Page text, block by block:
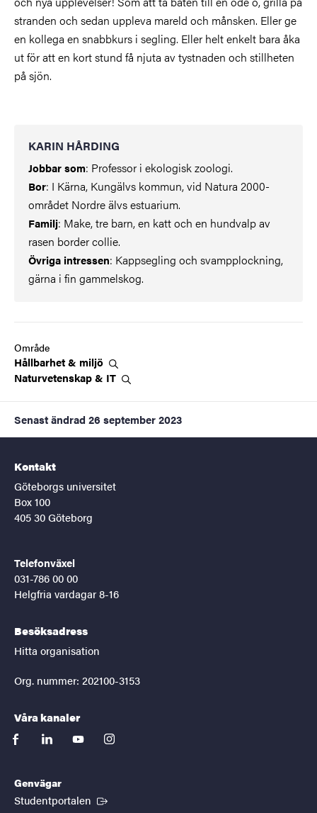
stranden och sedan uppleva mareld och månsken. Eller ge
en kollega en snabbkurs i segling. Eller helt enkelt bara åka
ut för att en kort stund få njuta av tystnaden och stillheten
på sjön.
KARIN HÅRDING
Jobbar som: Professor i ekologisk zoologi.
Bor: I Kärna, Kungälvs kommun, vid Natura 2000-
området Nordre älvs estuarium.
Familj: Make, tre barn, en katt och en hundvalp av
rasen border collie.
Övriga intressen: Kappsegling och svampplockning,
gärna i fin gammelskog.
Område
Hållbarhet & miljö
Naturvetenskap & IT
Senast ändrad 26 september 2023
Kontakt
Göteborgs universitet
Box 100
405 30 Göteborg
Telefonväxel
031-786 00 00
Helgfria vardagar 8-16
Besöksadress
Hitta organisation
Org. nummer: 202100-3153
Våra kanaler
facebooklinkedinyoutubeinstagram
Genvägar
Studentportalen (Extern länk)